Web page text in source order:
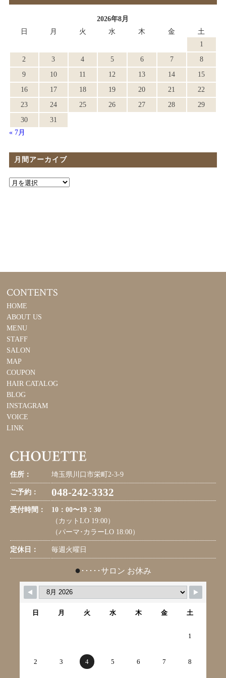
2026年8月
日
月 火 水 木 金
土
1
2
3 4 5 6 7
8
9
10 11 12 13 14
15
16
17 18 19 20 21
22
23
24 25 26 27 28
29
30
31
« 7月
月間アーカイブ
CONTENTS
HOME
ABOUT US
MENU
STAFF
SALON
MAP
COUPON
HAIR CATALOG
BLOG
INSTAGRAM
VOICE
LINK
住所： 埼玉県川口市栄町2-3-9
ご予約： 048-242-3332
受付時間：
10：00〜19：30
（カットLO 19:00）
（パーマ･カラーLO 18:00）
定休日： 毎週火曜日
● ･････サロン お休み
日 月 火 水 木 金 土
1
2 3 4 5 6 7 8